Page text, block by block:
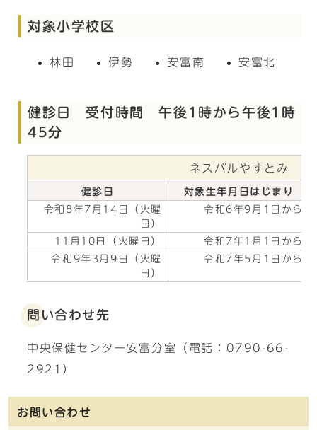
対象小学校区
林田 伊勢 安富南 安富北
健診日 受付時間 午後1時から午後1時
45分
ネスパルやすとみ
健診日
対象生年月日はじまり
令和8年7月14日（火曜
日）
令和6年9月1日から
11月10日（火曜日）
令和7年1月1日から
令和9年3月9日（火曜
日）
令和7年5月1日から
問い合わせ先
中央保健センター安富分室（電話：0790-66-
2921）
お問い合わせ